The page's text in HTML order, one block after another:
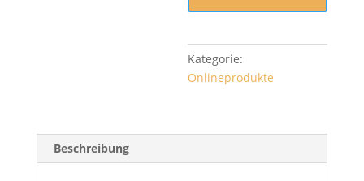
Kategorie:
Onlineprodukte
Beschreibung